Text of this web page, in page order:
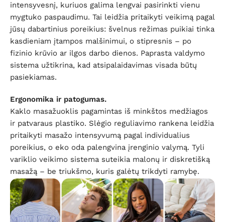
intensyvesnį, kuriuos galima lengvai pasirinkti vienu
mygtuko paspaudimu. Tai leidžia pritaikyti veikimą pagal
jūsų dabartinius poreikius: švelnus režimas puikiai tinka
kasdieniam įtampos malšinimui, o stipresnis – po
fizinio krūvio ar ilgos darbo dienos. Paprasta valdymo
sistema užtikrina, kad atsipalaidavimas visada būtų
pasiekiamas.
Ergonomika ir patogumas.
Kaklo masažuoklis pagamintas iš minkštos medžiagos
ir patvaraus plastiko. Slėgio reguliavimo rankena leidžia
pritaikyti masažo intensyvumą pagal individualius
poreikius, o eko oda palengvina įrenginio valymą. Tyli
variklio veikimo sistema suteikia malonų ir diskretišką
masažą – be triukšmo, kuris galėtų trikdyti ramybę.